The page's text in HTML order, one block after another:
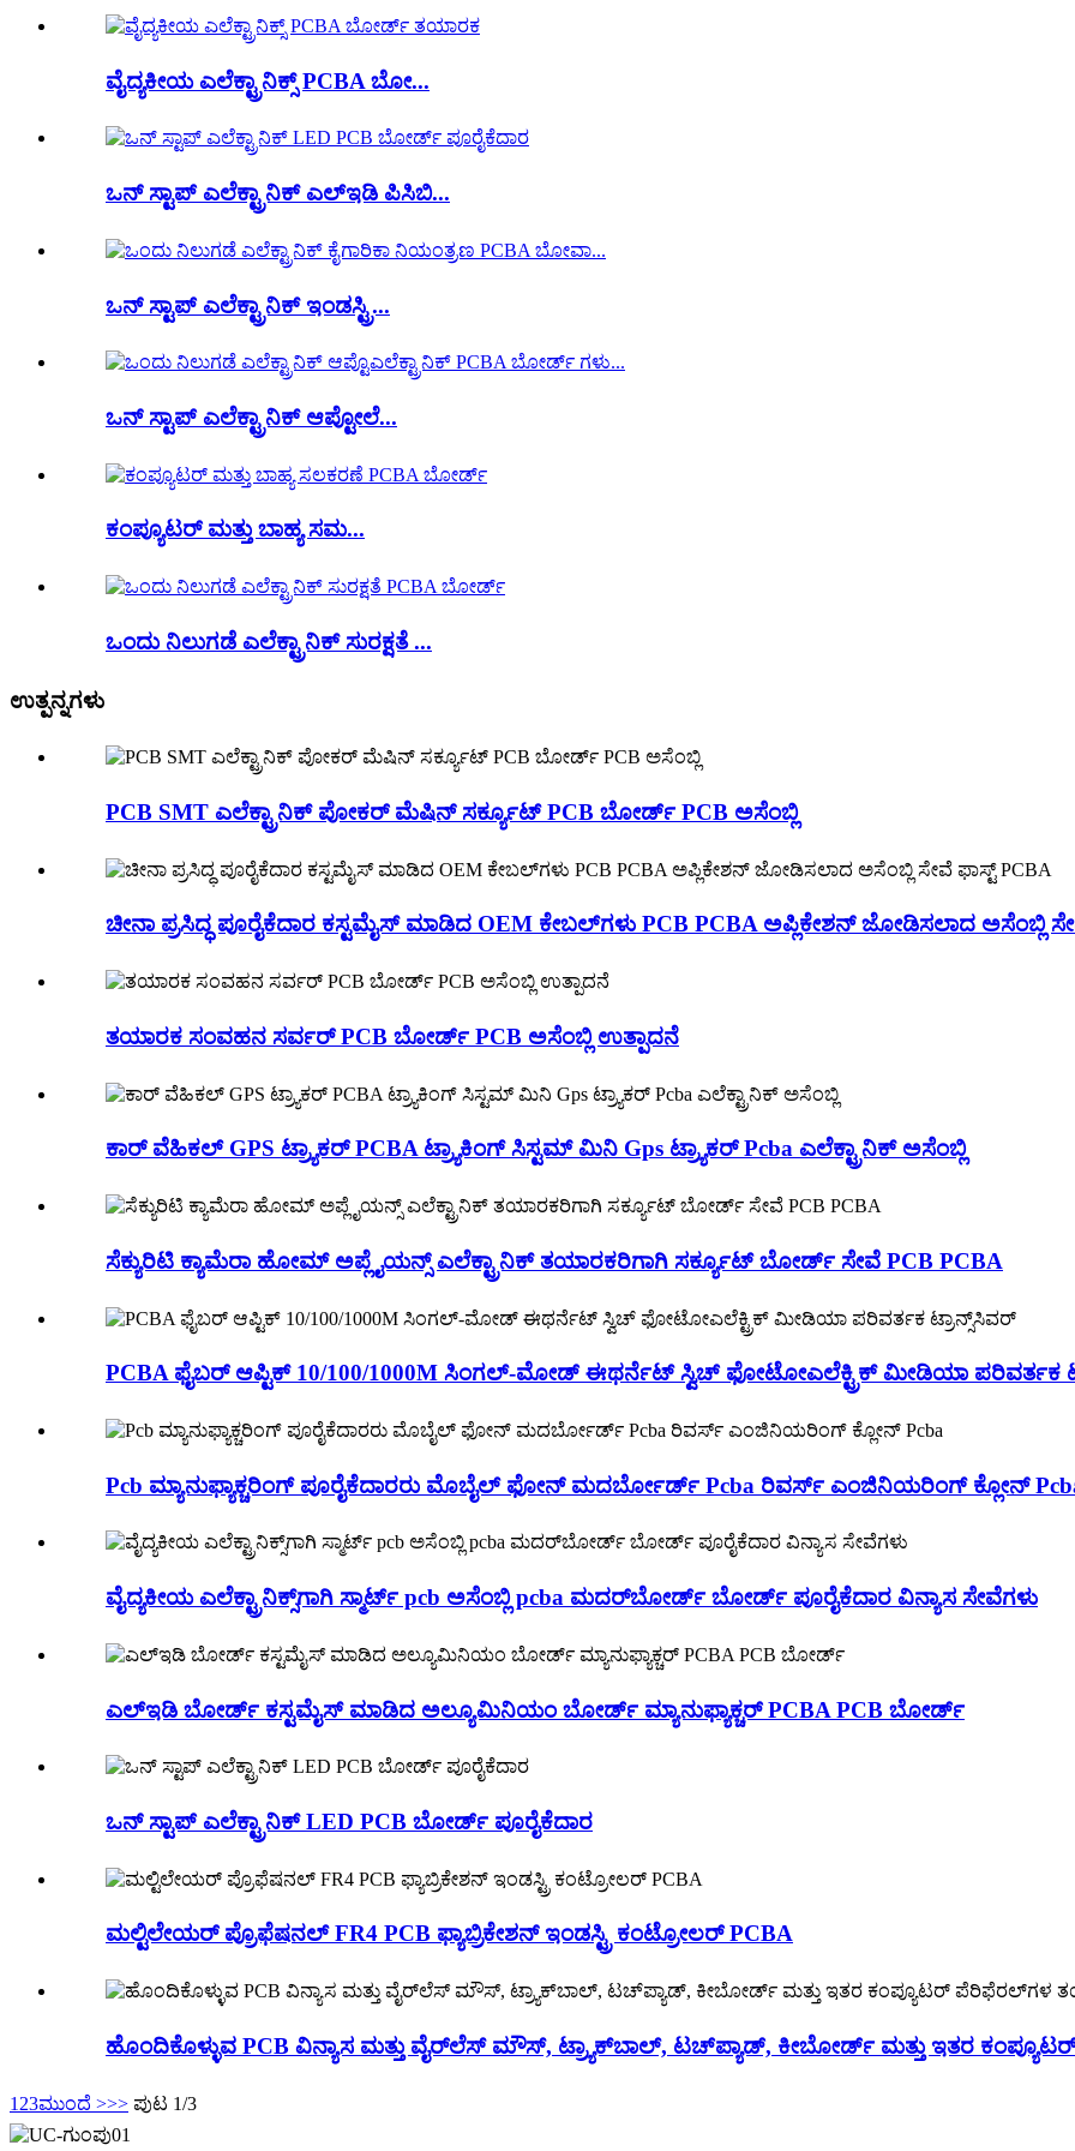
ವೈದ್ಯಕೀಯ ಎಲೆಕ್ಟ್ರಾನಿಕ್ಸ್ PCBA ಬೋ...
ಒನ್ ಸ್ಟಾಪ್ ಎಲೆಕ್ಟ್ರಾನಿಕ್ ಎಲ್ಇಡಿ ಪಿಸಿಬಿ...
ಒನ್ ಸ್ಟಾಪ್ ಎಲೆಕ್ಟ್ರಾನಿಕ್ ಇಂಡಸ್ಟ್ರಿ...
ಒನ್ ಸ್ಟಾಪ್ ಎಲೆಕ್ಟ್ರಾನಿಕ್ ಆಪ್ಟೋಲೆ...
ಕಂಪ್ಯೂಟರ್ ಮತ್ತು ಬಾಹ್ಯ ಸಮ...
ಒಂದು ನಿಲುಗಡೆ ಎಲೆಕ್ಟ್ರಾನಿಕ್ ಸುರಕ್ಷತೆ ...
ಉತ್ಪನ್ನಗಳು
PCB SMT ಎಲೆಕ್ಟ್ರಾನಿಕ್ ಪೋಕರ್ ಮೆಷಿನ್ ಸರ್ಕ್ಯೂಟ್ PCB ಬೋರ್ಡ್ PCB ಅಸೆಂಬ್ಲಿ
ಚೀನಾ ಪ್ರಸಿದ್ಧ ಪೂರೈಕೆದಾರ ಕಸ್ಟಮೈಸ್ ಮಾಡಿದ OEM ಕೇಬಲ್‌ಗಳು PCB PCBA ಅಪ್ಲಿಕೇಶನ್ ಜೋಡಿಸಲಾದ ಅಸೆಂಬ್ಲಿ
ತಯಾರಕ ಸಂವಹನ ಸರ್ವರ್ PCB ಬೋರ್ಡ್ PCB ಅಸೆಂಬ್ಲಿ ಉತ್ಪಾದನೆ
ಕಾರ್ ವೆಹಿಕಲ್ GPS ಟ್ರ್ಯಾಕರ್ PCBA ಟ್ರ್ಯಾಕಿಂಗ್ ಸಿಸ್ಟಮ್ ಮಿನಿ Gps ಟ್ರ್ಯಾಕರ್ Pcba ಎಲೆಕ್ಟ್ರಾನಿಕ್ ಅಸೆಂಬ್ಲಿ
ಸೆಕ್ಯುರಿಟಿ ಕ್ಯಾಮೆರಾ ಹೋಮ್ ಅಪ್ಲೈಯನ್ಸ್ ಎಲೆಕ್ಟ್ರಾನಿಕ್ ತಯಾರಕರಿಗಾಗಿ ಸರ್ಕ್ಯೂಟ್ ಬೋರ್ಡ್ ಸೇವೆ PCB PCBA
PCBA ಫೈಬರ್ ಆಪ್ಟಿಕ್ 10/100/1000M ಸಿಂಗಲ್-ಮೋಡ್ ಈಥರ್ನೆಟ್ ಸ್ವಿಚ್ ಫೋಟೋಎಲೆಕ್ಟ್ರಿಕ್ ಮೀಡಿಯಾ ಪರಿವರ್ತಕ
Pcb ಮ್ಯಾನುಫ್ಯಾಕ್ಚರಿಂಗ್ ಪೂರೈಕೆದಾರರು ಮೊಬೈಲ್ ಫೋನ್ ಮದರ್ಬೋರ್ಡ್ Pcba ರಿವರ್ಸ್ ಎಂಜಿನಿಯರಿಂಗ್ ಕ್ಲೋನ್
ವೈದ್ಯಕೀಯ ಎಲೆಕ್ಟ್ರಾನಿಕ್ಸ್‌ಗಾಗಿ ಸ್ಮಾರ್ಟ್ pcb ಅಸೆಂಬ್ಲಿ pcba ಮದರ್‌ಬೋರ್ಡ್ ಬೋರ್ಡ್ ಪೂರೈಕೆದಾರ ವಿನ್ಯಾಸ ಸೇವೆಗಳು
ಎಲ್ಇಡಿ ಬೋರ್ಡ್ ಕಸ್ಟಮೈಸ್ ಮಾಡಿದ ಅಲ್ಯೂಮಿನಿಯಂ ಬೋರ್ಡ್ ಮ್ಯಾನುಫ್ಯಾಕ್ಚರ್ PCBA PCB ಬೋರ್ಡ್
ಒನ್ ಸ್ಟಾಪ್ ಎಲೆಕ್ಟ್ರಾನಿಕ್ LED PCB ಬೋರ್ಡ್ ಪೂರೈಕೆದಾರ
ಮಲ್ಟಿಲೇಯರ್ ಪ್ರೊಫೆಷನಲ್ FR4 PCB ಫ್ಯಾಬ್ರಿಕೇಶನ್ ಇಂಡಸ್ಟ್ರಿ ಕಂಟ್ರೋಲರ್ PCBA
ಹೊಂದಿಕೊಳ್ಳುವ PCB ವಿನ್ಯಾಸ ಮತ್ತು ವೈರ್‌ಲೆಸ್ ಮೌಸ್, ಟ್ರ್ಯಾಕ್‌ಬಾಲ್, ಟಚ್‌ಪ್ಯಾಡ್, ಕೀಬೋರ್ಡ್ ಮತ್ತು ಇತರ
1 23ಮುಂದೆ >>> ಪುಟ 1/3